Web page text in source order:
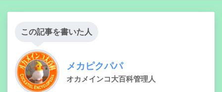
この記事を書いた人
メカピクパパ
オカメインコ大百科管理人